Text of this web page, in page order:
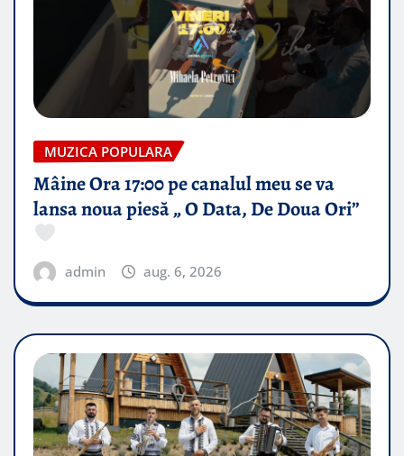
MUZICA POPULARA
Mâine Ora 17:00 pe canalul meu se va
lansa noua piesă „ O Data, De Doua Ori”
admin aug. 6, 2026